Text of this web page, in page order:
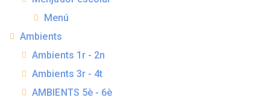
Menú
Ambients
Ambients 1r - 2n
Ambients 3r - 4t
AMBIENTS 5è - 6è